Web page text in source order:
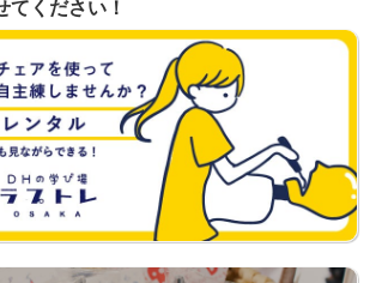
てください！